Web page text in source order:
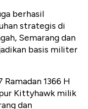
berhasil
strategis di
Semarang dan
basis militer
1366 H
Kittyhawk milik
dan